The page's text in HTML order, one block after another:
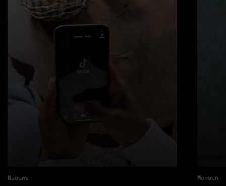
Nieuws Mensen